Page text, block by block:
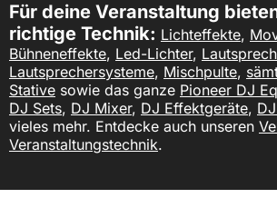
Für deine Veranstaltung
richtige Technik: Lichteffekte,
Bühneneffekte, Led-Lichter,
Lautsprechersysteme, Mischpulte,
Stative sowie das ganze Pioneer DJ
DJ Sets, DJ Mixer, DJ Effektgeräte,
vieles mehr. Entdecke auch unseren
Veranstaltungstechnik.